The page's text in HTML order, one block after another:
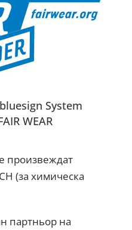
System
WEAR
произвеждат
(за химическа
партньор на